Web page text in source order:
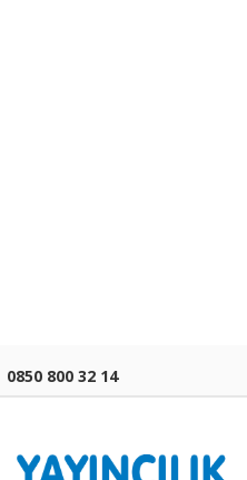
0850 800 32 14